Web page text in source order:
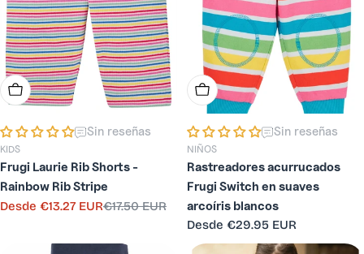
Elige Opciones
Sin reseñas
KIDS
Frugi Laurie Rib Shorts -
Rainbow Rib Stripe
Precio
Desde €13.27 EUR
Precio
€17.50 EUR
Elige Opciones
Sin reseñas
NIÑOS
Rastreadores acurrucados
Frugi Switch en suaves
arcoíris blancos
Precio
habitual
Desde €29.95 EUR